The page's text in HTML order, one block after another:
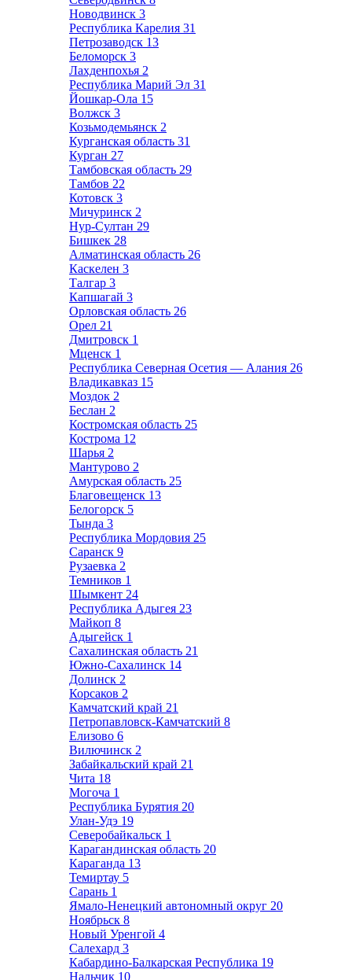
Новодвинск 3
Республика Карелия 31
Петрозаводск 13
Беломорск 3
Лахденпохья 2
Республика Марий Эл 31
Йошкар-Ола 15
Волжск 3
Козьмодемьянск 2
Курганская область 31
Курган 27
Тамбовская область 29
Тамбов 22
Котовск 3
Мичуринск 2
Нур-Султан 29
Бишкек 28
Алматинская область 26
Каскелен 3
Талгар 3
Капшагай 3
Орловская область 26
Орел 21
Дмитровск 1
Мценск 1
Республика Северная Осетия — Алания 26
Владикавказ 15
Моздок 2
Беслан 2
Костромская область 25
Кострома 12
Шарья 2
Мантурово 2
Амурская область 25
Благовещенск 13
Белогорск 5
Тында 3
Республика Мордовия 25
Саранск 9
Рузаевка 2
Темников 1
Шымкент 24
Республика Адыгея 23
Майкоп 8
Адыгейск 1
Сахалинская область 21
Южно-Сахалинск 14
Долинск 2
Корсаков 2
Камчатский край 21
Петропавловск-Камчатский 8
Елизово 6
Вилючинск 2
Забайкальский край 21
Чита 18
Могоча 1
Республика Бурятия 20
Улан-Удэ 19
Северобайкальск 1
Карагандинская область 20
Караганда 13
Темиртау 5
Сарань 1
Ямало-Ненецкий автономный округ 20
Ноябрьск 8
Новый Уренгой 4
Салехард 3
Кабардино-Балкарская Республика 19
Нальчик 10